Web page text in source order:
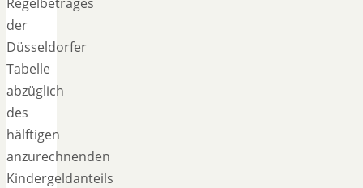
der
Düsseldorfer
Tabelle
abzüglich
des
hälftigen
anzurechnenden
Kindergeldanteils